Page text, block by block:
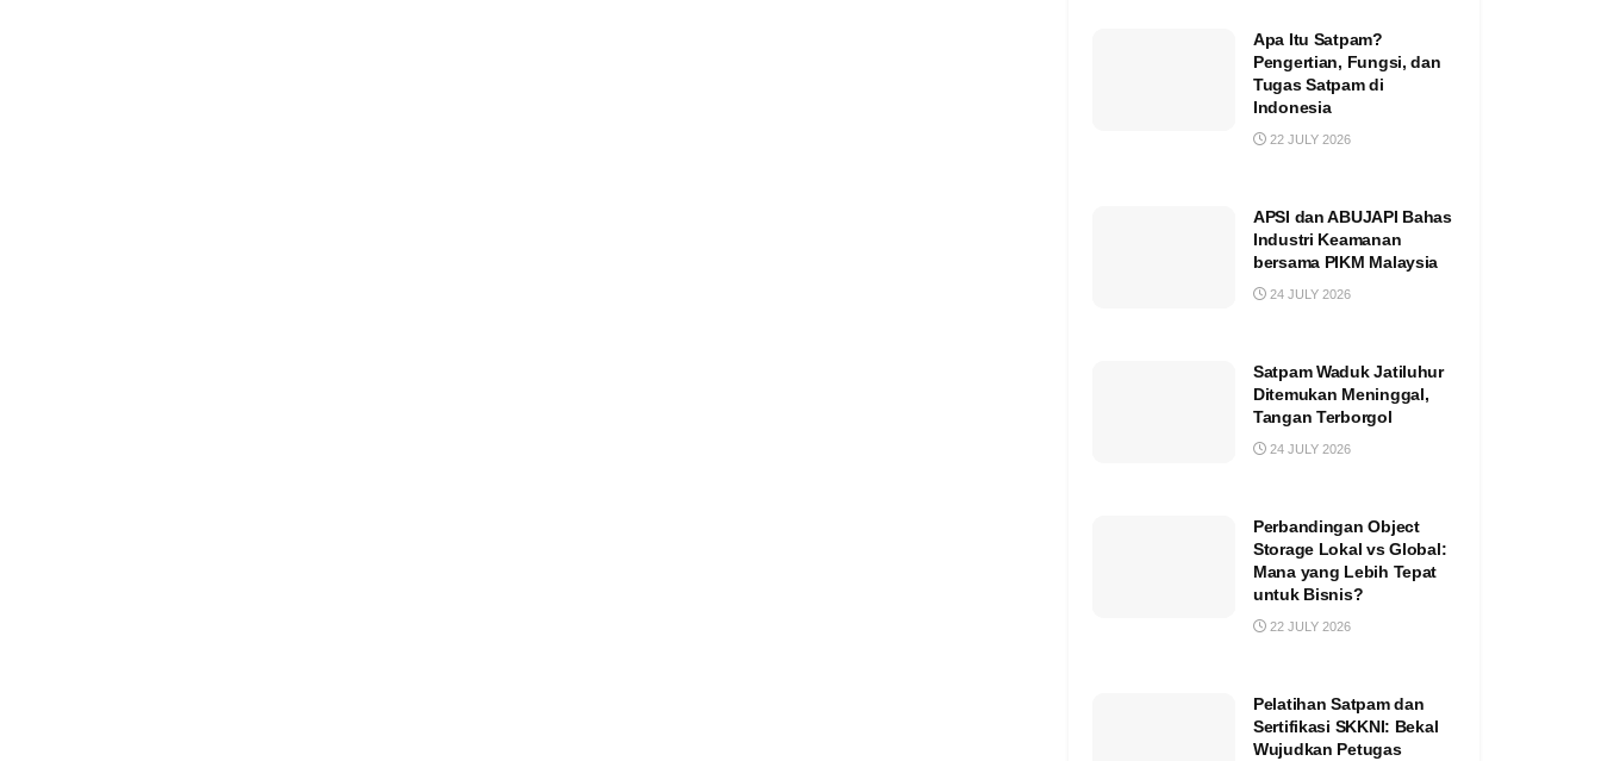
Apa Itu Satpam?
Pengertian, Fungsi, dan
Tugas Satpam di
Indonesia
22 JULY 2026
APSI dan ABUJAPI Bahas
Industri Keamanan
bersama PIKM Malaysia
24 JULY 2026
Satpam Waduk Jatiluhur
Ditemukan Meninggal,
Tangan Terborgol
24 JULY 2026
Perbandingan Object
Storage Lokal vs Global:
Mana yang Lebih Tepat
untuk Bisnis?
22 JULY 2026
Pelatihan Satpam dan
Sertifikasi SKKNI: Bekal
Wujudkan Petugas